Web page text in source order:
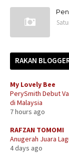
RAKAN
My Lovely Bee
PerySmith Debut
di Malaysia
7 hours ago
RAFZAN TOMOMI
Anugerah Juara
4 days ago